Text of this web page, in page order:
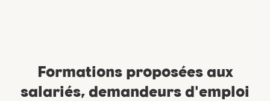
Formations proposées aux
salariés, demandeurs d'emploi